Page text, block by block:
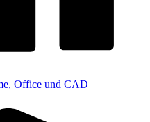
Office und CAD